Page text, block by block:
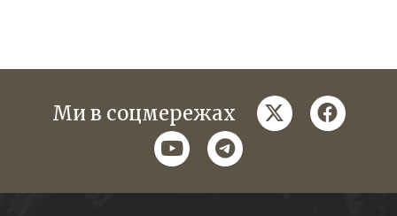
Ми в соцмережах twitter
youtubetelegram